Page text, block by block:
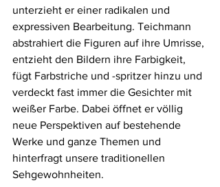
unterzieht er einer radikalen und
expressiven Bearbeitung. Teichmann
abstrahiert die Figuren auf ihre Umrisse,
entzieht den Bildern ihre Farbigkeit,
fügt Farbstriche und -spritzer hinzu und
verdeckt fast immer die Gesichter mit
weißer Farbe. Dabei öffnet er völlig
neue Perspektiven auf bestehende
Werke und ganze Themen und
hinterfragt unsere traditionellen
Sehgewohnheiten.